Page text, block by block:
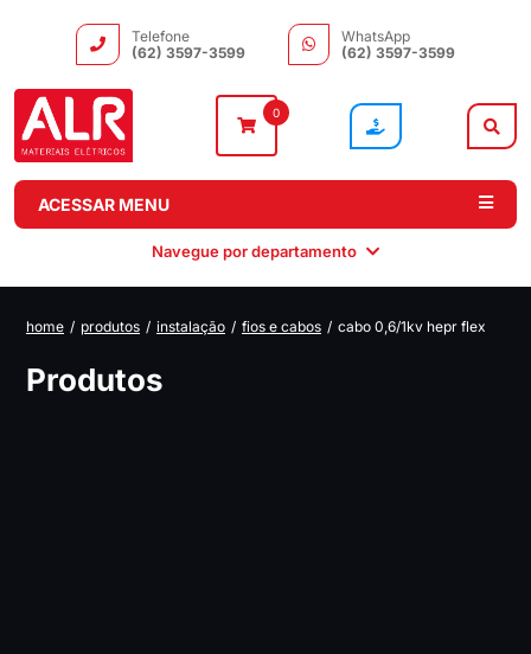
0
Telefone
(62) 3597-3599
WhatsApp
(62) 3597-3599
ACESSAR MENU
Navegue por departamento
Distribuição
home / produtos / instalação / fios e cabos / cabo 0,6/1kv hepr flex
Produtos